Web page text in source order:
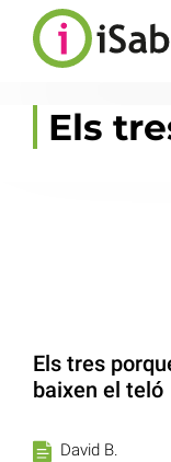
Els
Els tres
baixen el teló
David B.